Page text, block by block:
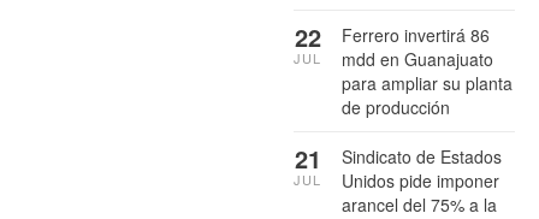
Ferrero invertirá 86
mdd en Guanajuato
para ampliar su planta
de producción
22
JUL
Sindicato de Estados
Unidos pide imponer
arancel del 75% a la
21
JUL